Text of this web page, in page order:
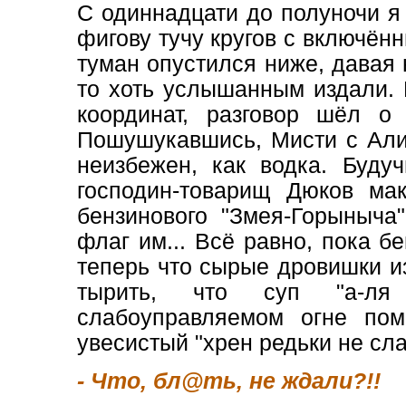
С одиннадцати до полуночи я
фигову тучу кругов с
туман опустился ниже,
то хоть услышанным
координат, разговор шёл
Пошушукавшись, Мисти с
неизбежен, как водка.
господин-товарищ Дюков
бензинового "Змея-
флаг им... Всё равно, пока
теперь что сырые дровишки
тырить, что суп "а-
слабоуправляемом огне
увесистый "хрен редьки не
- Что, бл@ть, не ждали?!!